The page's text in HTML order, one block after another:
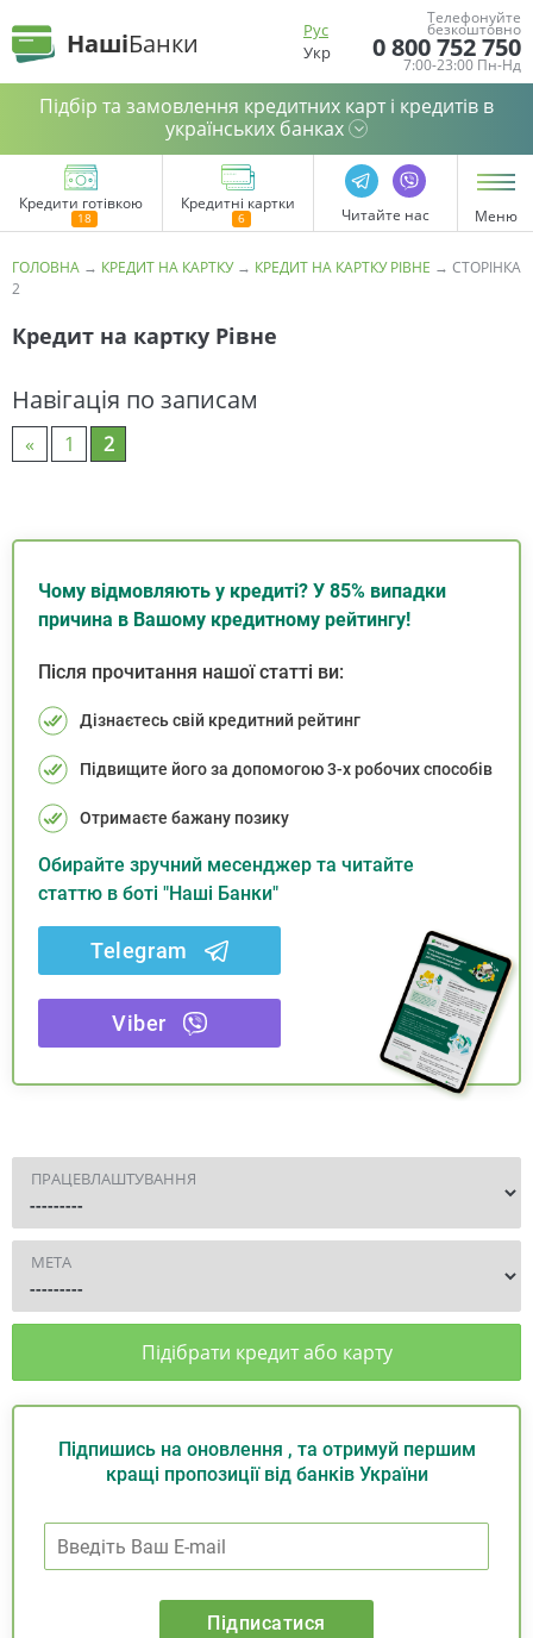
НашіБанки
Рус
Укр
Телефонуйте
безкоштовно
0 800 752 750
7:00-23:00 Пн-Нд
Підбір та замовлення кредитних карт і кредитів в
українських банках
Кредити готівкою Кредитні картки
Читайте нас Меню
ГОЛОВНА → КРЕДИТ НА КАРТКУ→ КРЕДИТ НА КАРТКУ РІВНЕ → СТОРІНКА
2
Кредит на картку Рівне
Навігація по записам
« 1 2
Чому відмовляють у кредиті? У 85% випадки
причина в Вашому кредитному рейтингу!
Після прочитання нашої статті ви:
Дізнаєтесь свій кредитний рейтинг
Підвищите його за допомогою 3-х робочих способів
Отримаєте бажану позику
Обирайте зручний месенджер та читайте
статтю в боті "Наші Банки"
Telegram
Viber
ПРАЦЕВЛАШТУВАННЯ
МЕТА
Підібрати кредит або карту
Підпишись на оновлення , та отримуй першим
кращі пропозиції від банків України
Підписатися